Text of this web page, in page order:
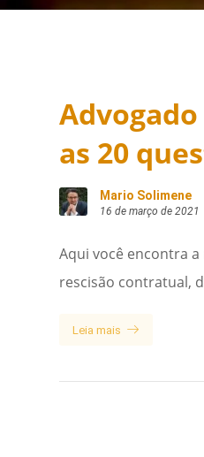
as 20
Mario Solimene
16 de março de 2021
Aqui você encontra
rescisão contratual,
Leia mais